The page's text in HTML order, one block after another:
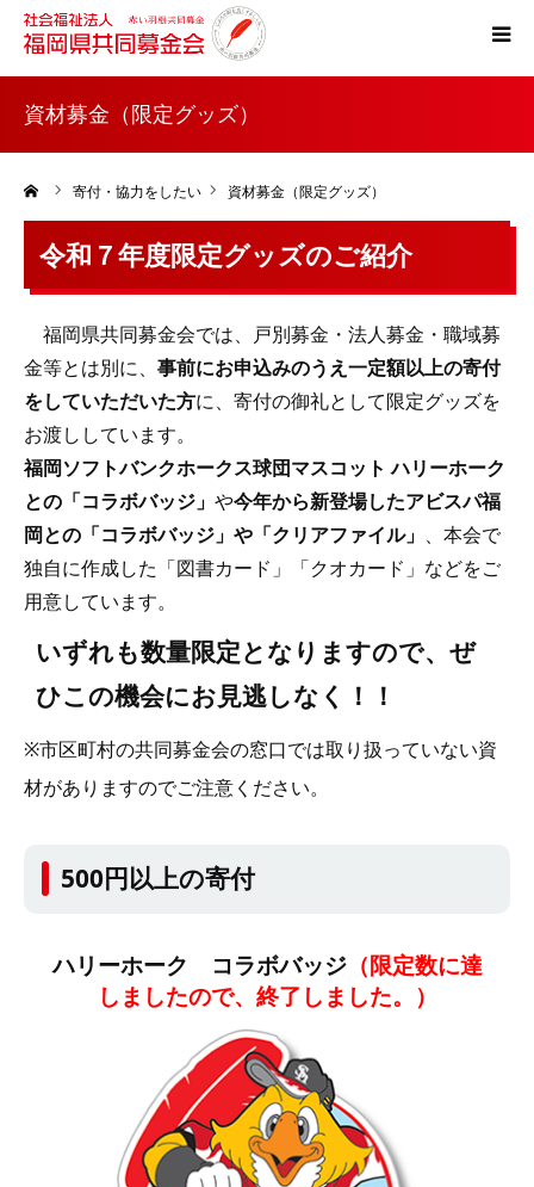
資材募金（限定グッズ）
寄付・協力をしたい 資材募金（限定グッズ）
令和７年度限定グッズのご紹介
福岡県共同募金会では、戸別募金・法人募金・職域募
金等とは別に、 事前にお申込みのうえ一定額以上の寄付
をしていただいた方に、寄付の御礼として限定グッズを
お渡ししています。
福岡ソフトバンクホークス球団マスコット ハリーホーク
との「コラボバッジ」 や今年から新登場したアビスパ福
岡との「コラボバッジ」や「クリアファイル」 、本会で
独自に作成した「図書カード」「クオカード」などをご
用意しています。
いずれも数量限定となりますので、ぜ
ひこの機会にお見逃しなく！！
※市区町村の共同募金会の窓口では取り扱っていない資
材がありますのでご注意ください。
500円以上の寄付
ハリーホーク コラボバッジ（限定数に達
しましたので、終了しました。）
ホーム
災害支援
よくある質問